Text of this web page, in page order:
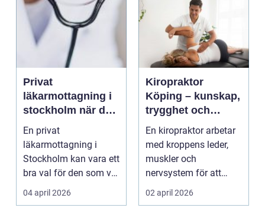
Privat
läkarmottagning i
stockholm när du
vill ha tid, trygghet
och specialistvård
En privat
läkarmottagning i
Stockholm kan vara ett
bra val för den som vill
träffa en erfaren
specia...
04 april 2026
Kiropraktor
Köping – kunskap,
trygghet och
behandling som
gör skillnad
En kiropraktor arbetar
med kroppens leder,
muskler och
nervsystem för att
minska smärta, f...
02 april 2026